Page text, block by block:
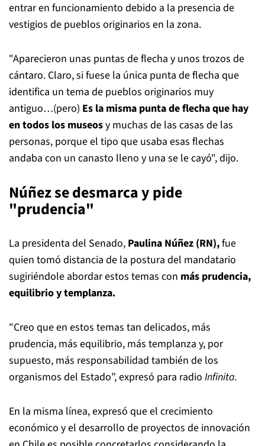
entrar en funcionamiento debido a la presencia de
vestigios de pueblos originarios en la zona.
"Aparecieron unas puntas de flecha y unos trozos de
cántaro. Claro, si fuese la única punta de flecha que
identifica un tema de pueblos originarios muy
antiguo…(pero) Es la misma punta de flecha que hay
en todos los museosy muchas de las casas de las
personas, porque el tipo que usaba esas flechas
andaba con un canasto lleno y una se le cayó", dijo.
Núñez se desmarca y pide
"prudencia"
La presidenta del Senado, Paulina Núñez (RN),fue
quien tomó distancia de la postura del mandatario
sugiriéndole abordar estos temas con más prudencia,
equilibrio y templanza.
"Creo que en estos temas tan delicados, más
prudencia, más equilibrio, más templanza y, por
supuesto, más responsabilidad también de los
organismos del Estado”, expresó para radio Infinita.
En la misma línea, expresó que el crecimiento
económico y el desarrollo de proyectos de innovación